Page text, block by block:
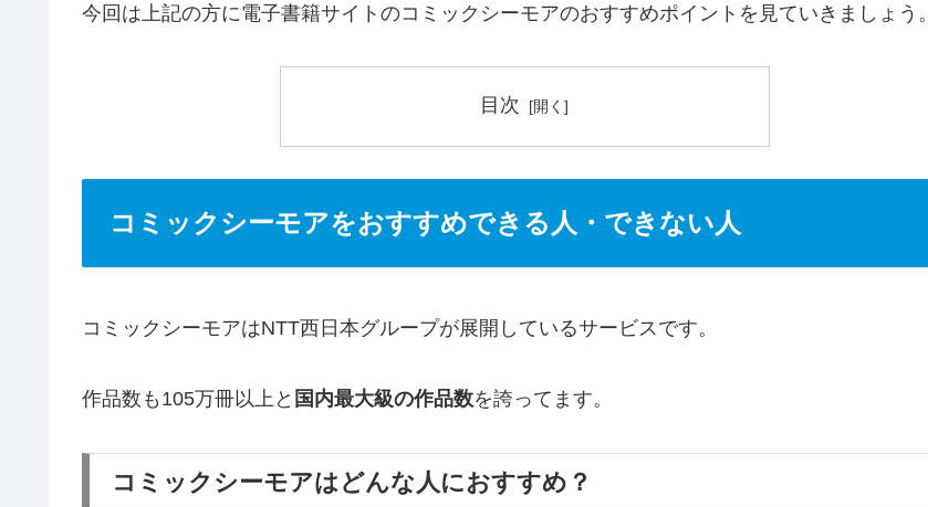
今回は上記の方に電子書籍サイトのコミックシーモアのおすすめポイントを見ていきましょう。
目次
コミックシーモアをおすすめできる人・できない人
コミックシーモアはNTT西日本グループが展開しているサービスです。
作品数も105万冊以上と 国内最大級の作品数を誇ってます。
コミックシーモアはどんな人におすすめ？